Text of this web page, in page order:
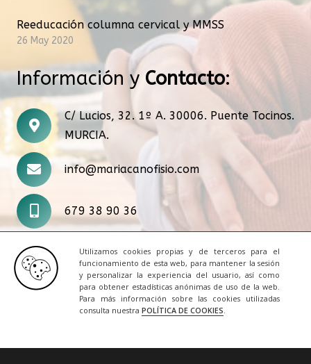
Utilizamos cookies propias y de terceros para el
funcionamiento de esta web, para mantener la sesión
y personalizar la experiencia del usuario, así como
para obtener estadísticas anónimas de uso de la web.
Para más información sobre las cookies utilizadas
consulta nuestra POLÍTICA DE COOKIES.
Reeducación columna cervical y MMSS
26 May 2020
Información y Contacto:
C/ Lucios, 32. 1º A. 30006. Puente Tocinos.
MURCIA.
info@mariacanofisio.com
679 38 90 36
© 2020 Todos los derechos reservados. Una web